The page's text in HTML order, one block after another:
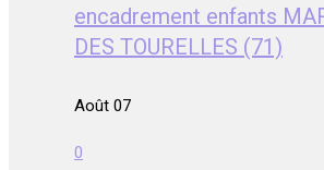
encadrement enfants
DES TOURELLES (71)
Août 07
0